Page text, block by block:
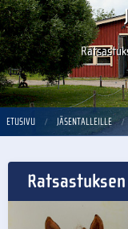
ETUSIVU JÄSENTALLEILLE